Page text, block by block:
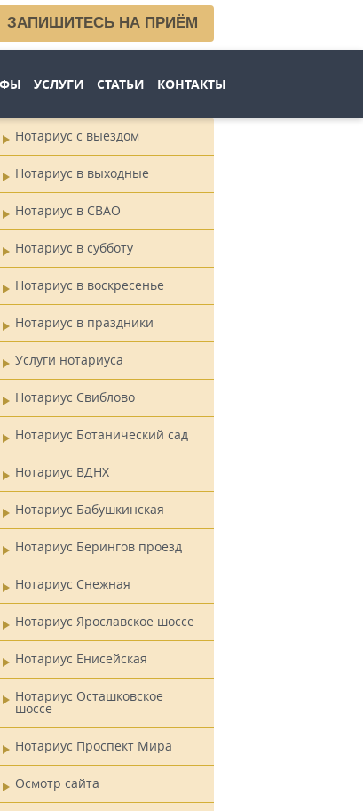
ЗАПИШИТЕСЬ НА ПРИЁМ
УСЛУГИ СТАТЬИ КОНТАКТЫ
Нотариус с выездом
Нотариус в выходные
Нотариус в СВАО
Нотариус в субботу
Нотариус в воскресенье
Нотариус в праздники
Услуги нотариуса
Нотариус Свиблово
Нотариус Ботанический сад
Нотариус ВДНХ
Нотариус Бабушкинская
Нотариус Берингов проезд
Нотариус Снежная
Нотариус Ярославское шоссе
Нотариус Енисейская
Нотариус Осташковское
шоссе
Нотариус Проспект Мира
Осмотр сайта